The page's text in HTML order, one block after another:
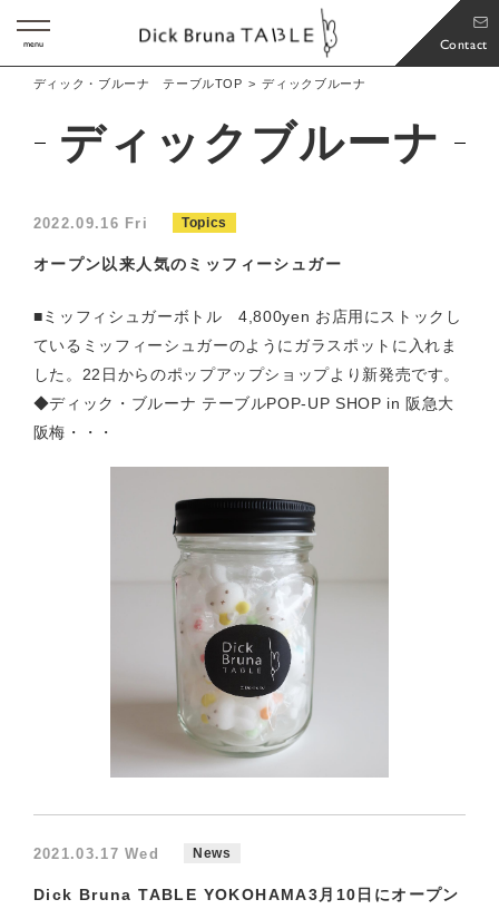
Contact
menu
ディック・ブルーナ テーブルTOP ディックブルーナ
ディックブルーナ
2022.09.16 Fri Topics
オープン以来人気のミッフィーシュガー
■ミッフィシュガーボトル 4,800yen お店用にストックし
ているミッフィーシュガーのようにガラスポットに入れま
した。22日からのポップアップショップより新発売です。
◆ディック・ブルーナ テーブルPOP-UP SHOP in 阪急大
阪梅・・・
2021.03.17 Wed News
Dick Bruna TABLE YOKOHAMA3月10日にオープン